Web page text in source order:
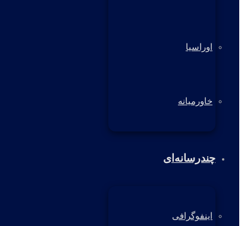
اوراسیا
خاورمیانه
چندرسانه‌ای
اینفوگرافی